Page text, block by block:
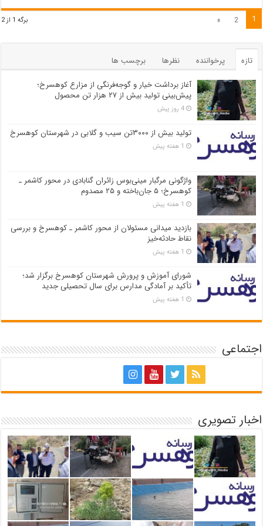
برگه 1 از 2 1
2
»
تازه پرخواننده نظرها
برچسب ها
آغاز برداشت خیار و گوجه‌فرنگی از مزارع کوهسرخ؛
پیش‌بینی تولید بیش از ۲۷ هزار تن محصول
4 روز پیش
تولید بیش از ۳۰۰۰تن سیب و گلابی در شهرستان کوهسرخ
1 هفته پیش
واژگونی مرگبار مینی‌بوس زائران گنابادی در محور کاشمر ـ
کوهسرخ؛ ۵ جان‌باخته و ۲۵ مصدوم
1 هفته پیش
بازدید میدانی مسئولان از محور کاشمر ـ کوهسرخ و بررسی
نقاط حادثه‌خیز
1 هفته پیش
شورای آموزش و پرورش شهرستان کوهسرخ برگزار شد؛
تأکید بر آمادگی مدارس برای سال تحصیلی جدید
1 هفته پیش
اجتماعی
اخبار تصویری